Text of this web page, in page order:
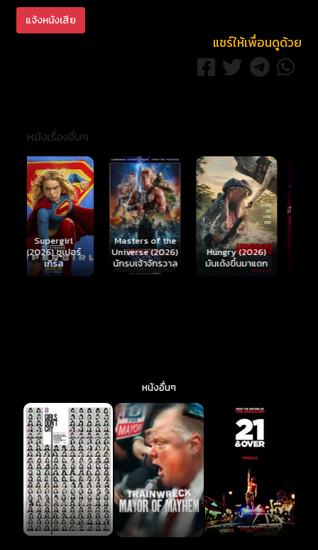
แจ้งหนังเสีย
แชร์ให้เพื่อนดูด้วย
หนังเรื่องอื่นๆ
Masters of the
Universe (2026)
นักรบเจ้าจักรวาล
Hungry (2026)
มันเด้งขึ้นมาแดก
Ready or Not 2:
Here I Come
(2026) เกมพร้อม
ตาย 2
หนังอื่นๆ